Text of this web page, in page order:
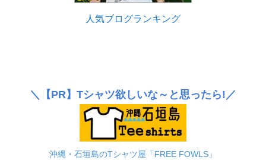
人気ブログランキング
＼ 【PR】 Tシャツ欲しいな～と思ったら!／
沖縄・石垣島のTシャツ屋「FREE FOWLS」